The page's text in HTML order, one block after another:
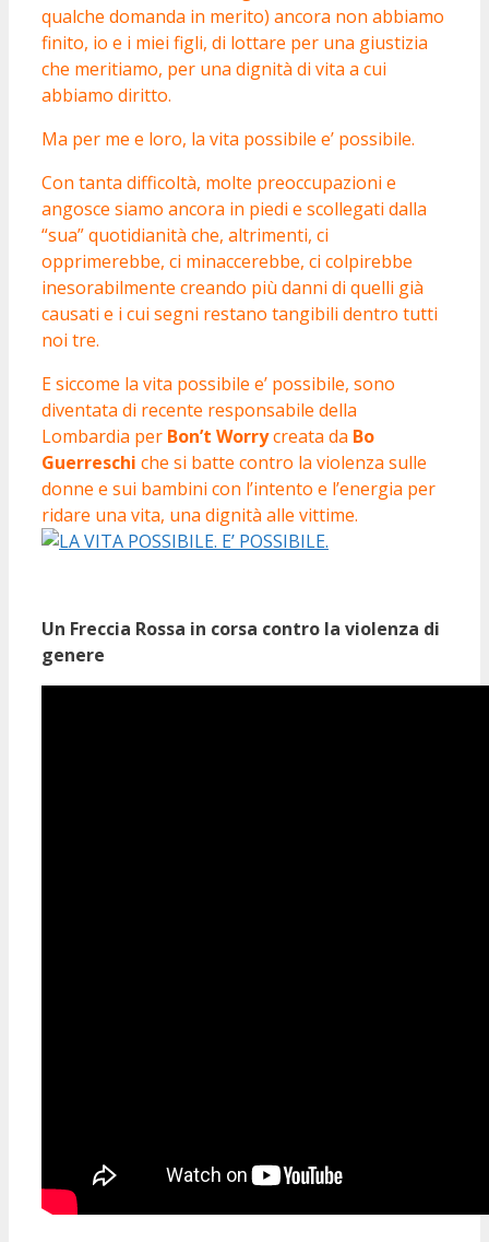
qualche domanda in merito) ancora non abbiamo
finito, io e i miei figli, di lottare per una giustizia
che meritiamo, per una dignità di vita a cui
abbiamo diritto.
Ma per me e loro, la vita possibile e’ possibile.
Con tanta difficoltà, molte preoccupazioni e
angosce siamo ancora in piedi e scollegati dalla
“sua” quotidianità che, altrimenti, ci
opprimerebbe, ci minaccerebbe, ci colpirebbe
inesorabilmente creando più danni di quelli già
causati e i cui segni restano tangibili dentro tutti
noi tre.
E siccome la vita possibile e’ possibile, sono
diventata di recente responsabile della
Lombardia per Bon’t Worrycreata da Bo
Guerreschi che si batte contro la violenza sulle
donne e sui bambini con l’intento e l’energia per
ridare una vita, una dignità alle vittime.
Un Freccia Rossa in corsa contro la violenza di
genere